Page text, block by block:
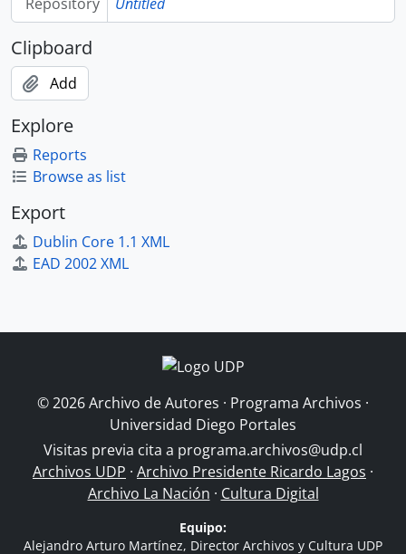
Clipboard
Add
Explore
Reports
Browse as list
Export
Dublin Core 1.1 XML
EAD 2002 XML
© 2026 Archivo de Autores · Programa Archivos ·
Universidad Diego Portales
Visitas previa cita a programa.archivos@udp.cl
Archivos UDP · Archivo Presidente Ricardo Lagos ·
Archivo La Nación · Cultura Digital
Equipo:
Alejandro Arturo Martínez, Director Archivos y Cultura UDP